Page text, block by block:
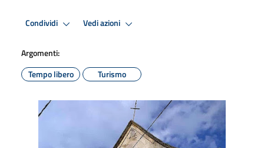
Condividi Vedi azioni
Argomenti:
Tempo libero
Turismo